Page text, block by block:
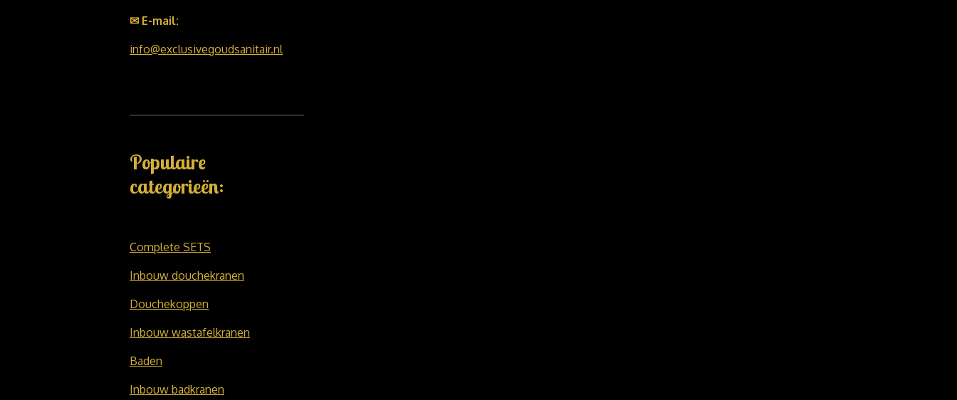
✉ E-mail:
info@exclusivegoudsanitair.nl
Populaire
categorieën:
Complete SETS
Inbouw douchekranen
Douchekoppen
Inbouw wastafelkranen
Baden
Inbouw badkranen